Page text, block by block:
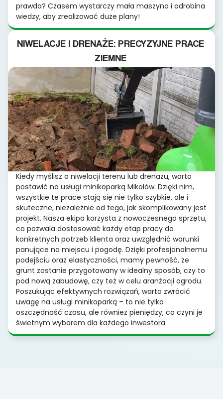
prawda? Czasem wystarczy mała maszyna i odrobina
wiedzy, aby zrealizować duże plany!
NIWELACJE I DRENAŻE: PRECYZYJNE PRACE
ZIEMNE
Kiedy myślisz o niwelacji terenu lub drenażu, warto
postawić na usługi minikoparką Mikołów. Dzięki nim,
wszystkie te prace stają się nie tylko szybkie, ale i
skuteczne, niezależnie od tego, jak skomplikowany jest
projekt. Nasza ekipa korzysta z nowoczesnego sprzętu,
co pozwala dostosować każdy etap pracy do
konkretnych potrzeb klienta oraz uwzględnić warunki
panujące na miejscu i pogodę. Dzięki profesjonalnemu
podejściu oraz elastyczności, mamy pewność, że
grunt zostanie przygotowany w idealny sposób, czy to
pod nową zabudowę, czy też w celu aranżacji ogrodu.
Poszukując efektywnych rozwiązań, warto zwrócić
uwagę na usługi minikoparką – to nie tylko
oszczędność czasu, ale również pieniędzy, co czyni je
świetnym wyborem dla każdego inwestora.